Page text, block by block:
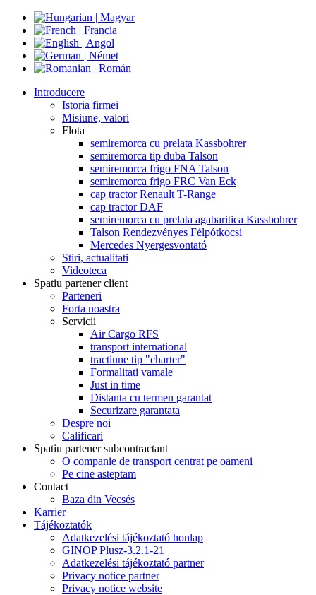
Introducere
Istoria firmei
Misiune, valori
Flota
semiremorca cu prelata Kassbohrer
semiremorca tip duba Talson
semiremorca frigo FNA Talson
semiremorca frigo FRC Van Eck
cap tractor Renault T-Range
cap tractor DAF
semiremorca cu prelata agabaritica Kassbohrer
Talson Rendezvényes Félpótkocsi
Mercedes Nyergesvontató
Stiri, actualitati
Videoteca
Spatiu partener client
Parteneri
Forta noastra
Servicii
Air Cargo RFS
transport international
tractiune tip "charter"
Formalitati vamale
Just in time
Distanta cu termen garantat
Securizare garantata
Despre noi
Calificari
Spatiu partener subcontractant
O companie de transport centrat pe oameni
Pe cine asteptam
Contact
Baza din Vecsés
Karrier
Tájékoztatók
Adatkezelési tájékoztató honlap
GINOP Plusz-3.2.1-21
Adatkezelési tájékoztató partner
Privacy notice partner
Privacy notice website